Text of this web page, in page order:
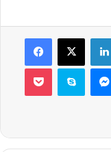
Facebook
X
Pocket Skype